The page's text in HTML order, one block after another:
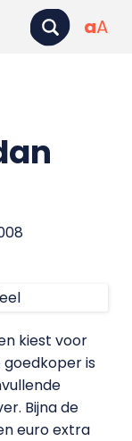
aA
kiest voor
goedkoper is
Bijna de
euro extra